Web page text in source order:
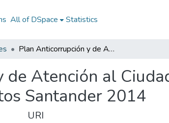
All of DSpace Statistics
Plan Anticorrupción y de Atención al Ciudadano Los Santos Santander 2014: PAAC Los Santos Santander 2014
Atención al
Santander 2014
URI